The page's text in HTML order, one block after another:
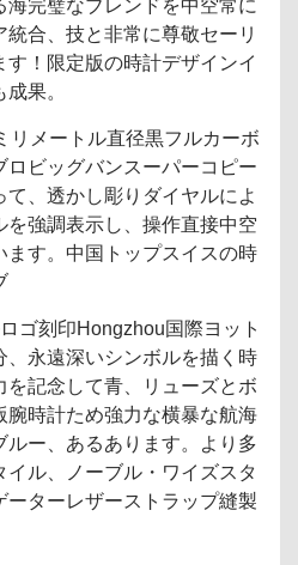
完璧なブレンドを中空常に
合、技と非常に尊敬セーリ
！限定版の時計デザインイ
果。
リメートル直径黒フルカーボ
ロビッグバンスーパーコピー
、透かし彫りダイヤルによ
を強調表示し、操作直接中空
ます。中国トップスイスの時
ゴ刻印Hongzhou国際ヨット
、永遠深いシンボルを描く時
を記念して青、リュ​​ーズとボ
腕時計ため強力な横暴な航海
ルー、あるあります。より多
イル、ノーブル・ワイズスタ
ーターレザーストラップ縫製